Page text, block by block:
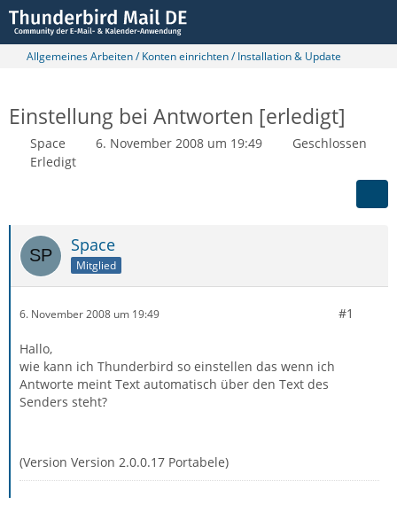
Allgemeines Arbeiten / Konten einrichten / Installation & Update
Einstellung bei Antworten [erledigt]
Space 6. November 2008 um 19:49
Geschlossen
Erledigt
Space
Mitglied
6. November 2008 um 19:49 #1
Hallo,
wie kann ich Thunderbird so einstellen das wenn ich
Antworte meint Text automatisch über den Text des
Senders steht?
(Version Version 2.0.0.17 Portabele)